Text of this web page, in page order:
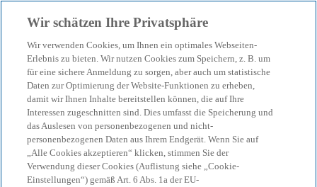
menu search
Wir schätzen Ihre Privatsphäre
Wir verwenden Cookies, um Ihnen ein optimales Webseiten-
Erlebnis zu bieten. Wir nutzen Cookies zum Speichern, z. B. um
für eine sichere Anmeldung zu sorgen, aber auch um statistische
Daten zur Optimierung der Website-Funktionen zu erheben,
damit wir Ihnen Inhalte bereitstellen können, die auf Ihre
Interessen zugeschnitten sind. Dies umfasst die Speicherung und
das Auslesen von personenbezogenen und nicht-
personenbezogenen Daten aus Ihrem Endgerät. Wenn Sie auf
„Alle Cookies akzeptieren“ klicken, stimmen Sie der
Verwendung dieser Cookies (Auflistung siehe „Cookie-
Einstellungen“) gemäß Art. 6 Abs. 1a der EU-